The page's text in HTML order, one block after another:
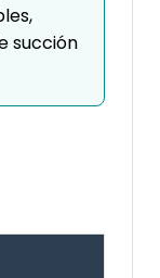
succión